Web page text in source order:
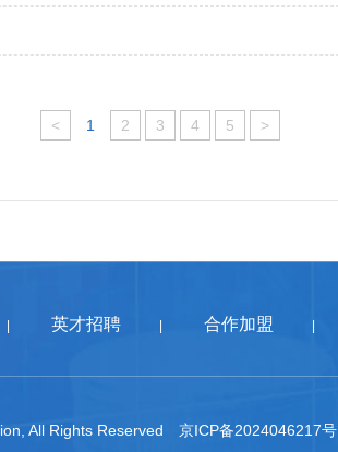
< 1 2 3 4 5 >
英才招聘 合作加盟
All Rights Reserved 京ICP备2024046217号